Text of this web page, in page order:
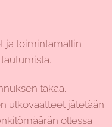
ja toimintamallin
takaa.
ulkovaatteet jätetään
ollessa